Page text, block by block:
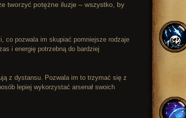
tworzyć potężne iluzje – wszystko, by
co pozwala im skupiać pomniejsze rodzaje
i energię potrzebną do bardziej
z dystansu. Pozwala im to trzymać się z
lepiej wykorzystać arsenał swoich